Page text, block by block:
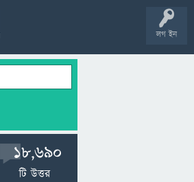
লগ ইন
18,690
টি উত্তর